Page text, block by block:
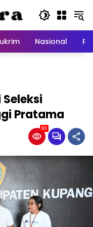
Nasional
Pratama
83